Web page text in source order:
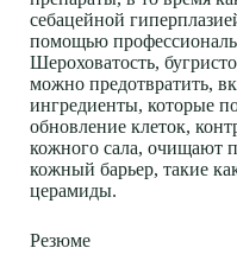
себацейной
помощью
Шероховатость,
можно предотвратить,
ингредиенты, которые
обновление клеток,
кожного сала, очищают
кожный барьер, такие
церамиды.
Резюме